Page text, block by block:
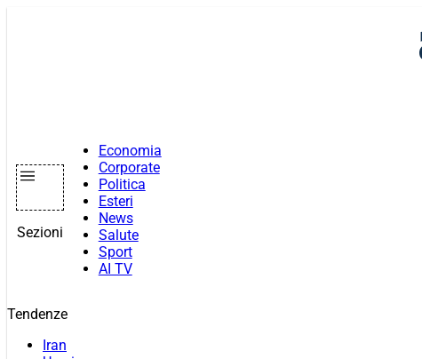
Sezioni
Economia
Corporate
Politica
Esteri
News
Salute
Sport
AI TV
Tendenze
Iran